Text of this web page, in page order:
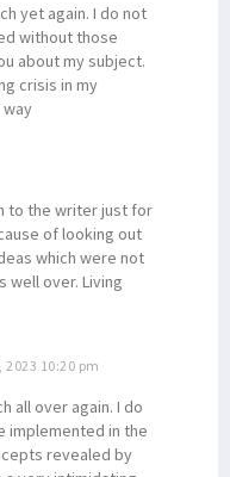
yet again. I do not
without those
about my subject.
crisis in my
to the writer just for
of looking out
which were not
well over. Living
2023 10:20 pm
all over again. I do
implemented in the
revealed by